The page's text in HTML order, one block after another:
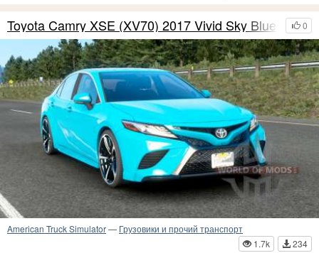
0
Toyota Camry XSE (XV70) 2017 Vivid Sky Blue
American Truck Simulator— Грузовики и прочий транспорт
1.7k
234